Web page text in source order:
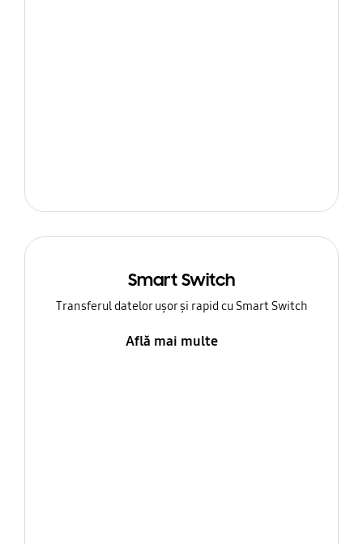
Smart Switch
Transferul datelor ușor și rapid cu Smart Switch
Află mai multe